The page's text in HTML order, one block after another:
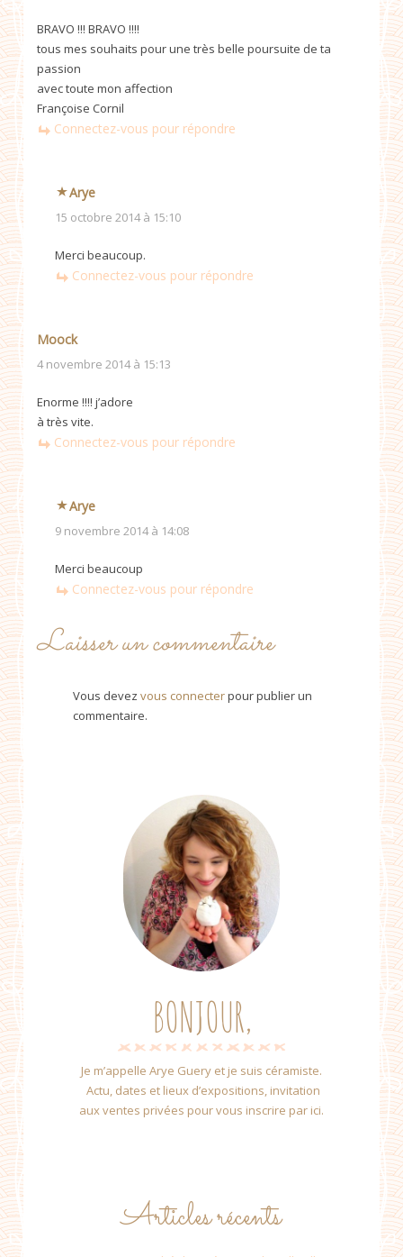
BRAVO !!! BRAVO !!!!
tous mes souhaits pour une très belle poursuite de ta
passion
avec toute mon affection
Françoise Cornil
Connectez-vous pour répondre
Arye
15 octobre 2014 à 15:10
Merci beaucoup.
Connectez-vous pour répondre
Moock
4 novembre 2014 à 15:13
Enorme !!!! j’adore
à très vite.
Connectez-vous pour répondre
Arye
9 novembre 2014 à 14:08
Merci beaucoup
Connectez-vous pour répondre
Laisser un commentaire
Vous devez vous connecterpour publier un
commentaire.
BONJOUR,
Je m’appelle Arye Guery et je suis céramiste.
Actu, dates et lieux d’expositions, invitation
aux ventes privées pour vous inscrire par ici.
Articles récents